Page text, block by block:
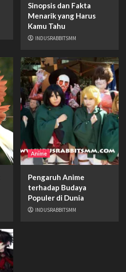
Sinopsis dan Fakta
Menarik yang Harus
Kamu Tahu
INDUSRABBITSMM
Anime
Pengaruh Anime
terhadap Budaya
Populer di Dunia
INDUSRABBITSMM